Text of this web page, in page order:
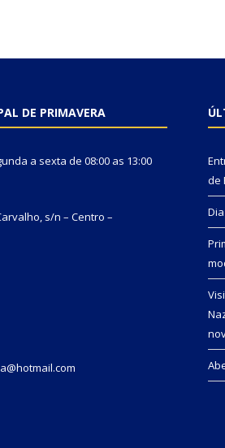
DE PRIMAVERA
a sexta de 08:00 as 13:00
s/n – Centro –
de